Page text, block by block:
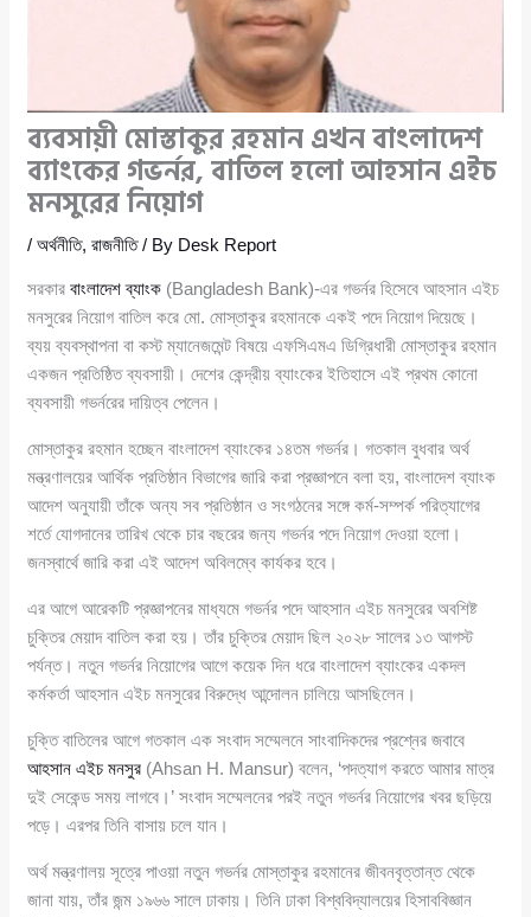
ব্যবসায়ী মোস্তাকুর রহমান এখন বাংলাদেশ
ব্যাংকের গভর্নর, বাতিল হলো আহসান এইচ
মনসুরের নিয়োগ
/অর্থনীতি,রাজনীতি/ By Desk Report
সরকারবাংলাদেশ ব্যাংক (Bangladesh Bank)-এর গভর্নর হিসেবে আহসান এইচ
মনসুরের নিয়োগ বাতিল করে মো. মোস্তাকুর রহমানকে একই পদে নিয়োগ দিয়েছে।
ব্যয় ব্যবস্থাপনা বা কস্ট ম্যানেজমেন্ট বিষয়ে এফসিএমএ ডিগ্রিধারী মোস্তাকুর রহমান
একজন প্রতিষ্ঠিত ব্যবসায়ী। দেশের কেন্দ্রীয় ব্যাংকের ইতিহাসে এই প্রথম কোনো
ব্যবসায়ী গভর্নরের দায়িত্ব পেলেন।
মোস্তাকুর রহমান হচ্ছেন বাংলাদেশ ব্যাংকের ১৪তম গভর্নর। গতকাল বুধবার অর্থ
মন্ত্রণালয়ের আর্থিক প্রতিষ্ঠান বিভাগের জারি করা প্রজ্ঞাপনে বলা হয়, বাংলাদেশ ব্যাংক
আদেশ অনুযায়ী তাঁকে অন্য সব প্রতিষ্ঠান ও সংগঠনের সঙ্গে কর্ম-সম্পর্ক পরিত্যাগের
শর্তে যোগদানের তারিখ থেকে চার বছরের জন্য গভর্নর পদে নিয়োগ দেওয়া হলো।
জনস্বার্থে জারি করা এই আদেশ অবিলম্বে কার্যকর হবে।
এর আগে আরেকটি প্রজ্ঞাপনের মাধ্যমে গভর্নর পদে আহসান এইচ মনসুরের অবশিষ্ট
চুক্তির মেয়াদ বাতিল করা হয়। তাঁর চুক্তির মেয়াদ ছিল ২০২৮ সালের ১৩ আগস্ট
পর্যন্ত। নতুন গভর্নর নিয়োগের আগে কয়েক দিন ধরে বাংলাদেশ ব্যাংকের একদল
কর্মকর্তা আহসান এইচ মনসুরের বিরুদ্ধে আন্দোলন চালিয়ে আসছিলেন।
চুক্তি বাতিলের আগে গতকাল এক সংবাদ সম্মেলনে সাংবাদিকদের প্রশ্নের জবাবে
আহসান এইচ মনসুর (Ahsan H. Mansur) বলেন, ‘পদত্যাগ করতে আমার মাত্র
দুই সেকেন্ড সময় লাগবে।’ সংবাদ সম্মেলনের পরই নতুন গভর্নর নিয়োগের খবর ছড়িয়ে
পড়ে। এরপর তিনি বাসায় চলে যান।
অর্থ মন্ত্রণালয় সূত্রে পাওয়া নতুন গভর্নর মোস্তাকুর রহমানের জীবনবৃত্তান্ত থেকে
জানা যায়, তাঁর জন্ম ১৯৬৬ সালে ঢাকায়। তিনি ঢাকা বিশ্ববিদ্যালয়ের হিসাববিজ্ঞান